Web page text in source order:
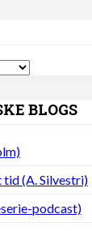
BLOGS
(A. Silvestri)
podcast)